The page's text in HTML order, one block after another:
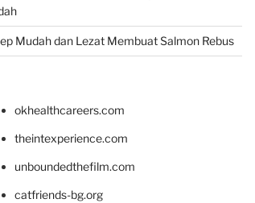
Mudah dan Lezat Membuat Salmon Rebus
okhealthcareers.com
theintexperience.com
unboundedthefilm.com
catfriends-bg.org